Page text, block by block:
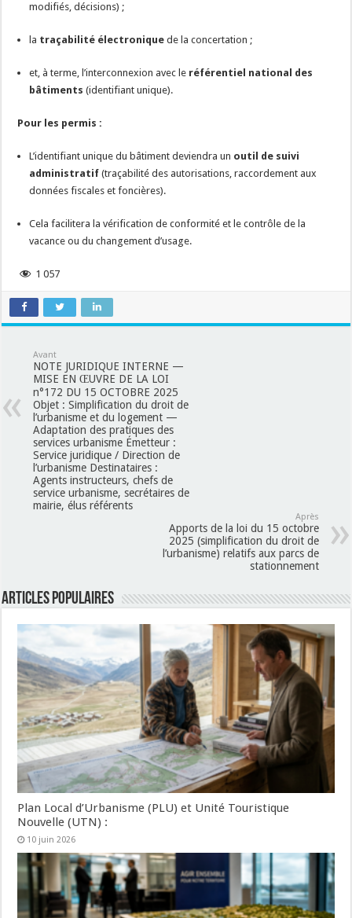
modifiés, décisions) ;
la traçabilité électronique de la concertation ;
et, à terme, l’interconnexion avec le référentiel national des
bâtiments (identifiant unique).
Pour les permis :
L’identifiant unique du bâtiment deviendra un outil de suivi
administratif (traçabilité des autorisations, raccordement aux
données fiscales et foncières).
Cela facilitera la vérification de conformité et le contrôle de la
vacance ou du changement d’usage.
1 057
Avant
NOTE JURIDIQUE INTERNE —
MISE EN ŒUVRE DE LA LOI
n°172 DU 15 OCTOBRE 2025
Objet : Simplification du droit de
l’urbanisme et du logement —
Adaptation des pratiques des
services urbanisme Émetteur :
Service juridique / Direction de
l’urbanisme Destinataires :
Agents instructeurs, chefs de
service urbanisme, secrétaires de
mairie, élus référents
Après
Apports de la loi du 15 octobre
2025 (simplification du droit de
l’urbanisme) relatifs aux parcs de
stationnement
Articles populaires
Plan Local d’Urbanisme (PLU) et Unité Touristique
Nouvelle (UTN) :
10 juin 2026